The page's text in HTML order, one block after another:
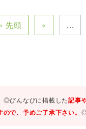
先頭 « ...
◎びんなびに掲載した記事
で、予めご了承下さい。